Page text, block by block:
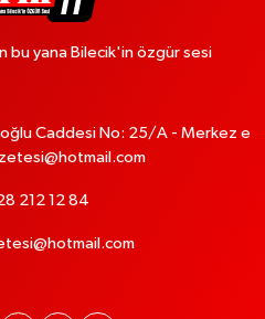
bu yana Bilecik'in özgür sesi
Caddesi No: 25/A - Merkez e
212 12 84